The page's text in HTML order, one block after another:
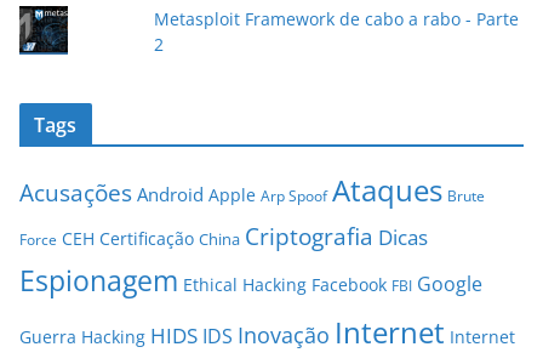
Metasploit Framework de cabo a rabo - Parte
2
Tags
Acusações Android Apple Arp Spoof Ataques Brute
Force CEH Certificação China Criptografia Dicas
Espionagem Ethical Hacking Facebook FBI Google
Guerra Hacking HIDS IDS Inovação Internet Internet